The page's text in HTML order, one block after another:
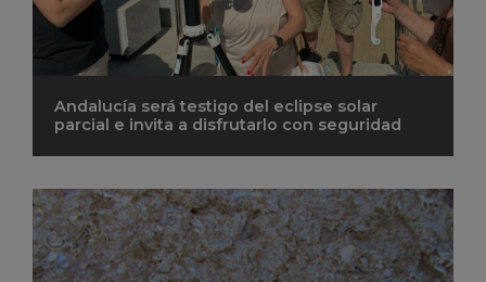
Andalucía será testigo del eclipse solar
parcial e invita a disfrutarlo con seguridad